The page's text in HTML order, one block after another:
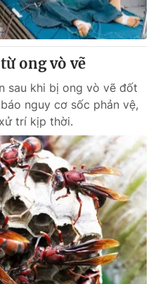
ong vò vẽ
sau khi bị ong vò vẽ đốt
nguy cơ sốc phản vệ,
trí kịp thời.